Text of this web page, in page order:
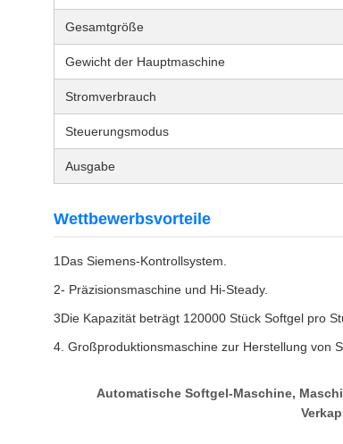
Gesamtgröße
Gewicht der Hauptmaschine
Stromverbrauch
Steuerungsmodus
Ausgabe
Wettbewerbsvorteile
1Das Siemens-Kontrollsystem.
2- Präzisionsmaschine und Hi-Steady.
3Die Kapazität beträgt 120000 Stück Softgel pro
4. Großproduktionsmaschine zur Herstellung von
Automatische Softgel-Maschine,